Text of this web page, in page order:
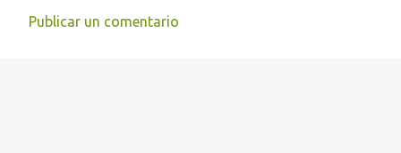
Publicar un comentario